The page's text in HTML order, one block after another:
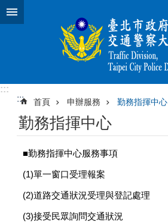
跳到主要內容區塊
:::
:::
首頁 申辦服務 勤務指揮中心
勤務指揮中心
■勤務指揮中心服務事項
(1)單一窗口受理報案
(2)道路交通狀況受理與登記處理
(3)接受民眾詢問交通狀況